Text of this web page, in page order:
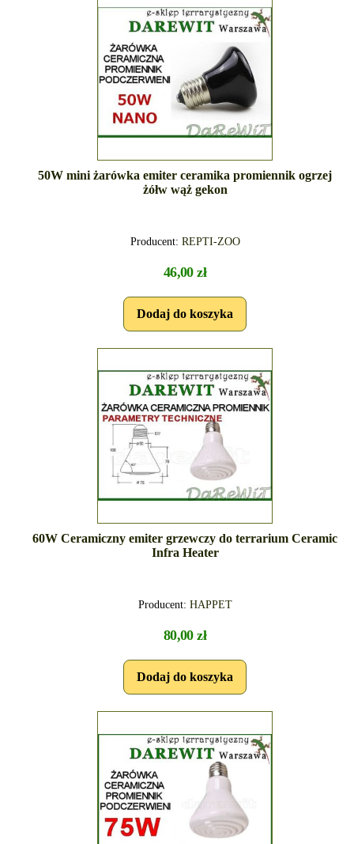
50W mini żarówka emiter ceramika promiennik ogrzej
żółw wąż gekon
Producent: REPTI-ZOO
46,00 zł
60W Ceramiczny emiter grzewczy do terrarium Ceramic
Infra Heater
Producent: HAPPET
80,00 zł